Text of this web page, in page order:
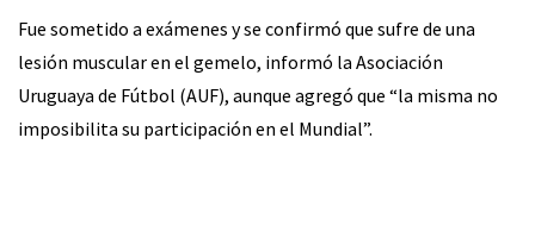
Fue sometido a exámenes y se confirmó que sufre de una
lesión muscular en el gemelo, informó la Asociación
Uruguaya de Fútbol (AUF), aunque agregó que “la misma no
imposibilita su participación en el Mundial”.